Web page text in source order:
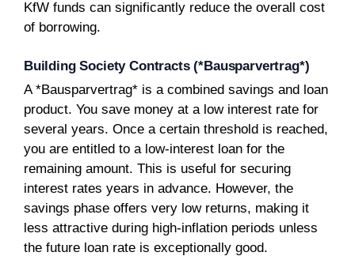
KfW funds can significantly reduce the overall cost
of borrowing.
Building Society Contracts (*Bausparvertrag*)
A *Bausparvertrag* is a combined savings and loan
product. You save money at a low interest rate for
several years. Once a certain threshold is reached,
you are entitled to a low-interest loan for the
remaining amount. This is useful for securing
interest rates years in advance. However, the
savings phase offers very low returns, making it
less attractive during high-inflation periods unless
the future loan rate is exceptionally good.